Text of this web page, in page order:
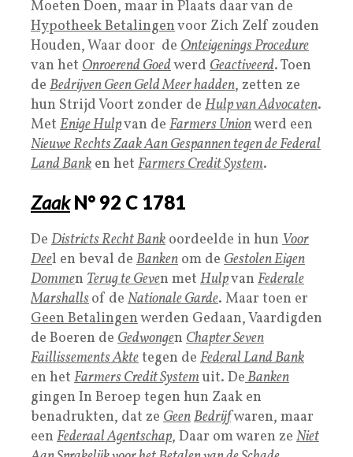
Moeten Doen, maar in Plaats daar van de
Hypotheek Betalingenvoor Zich Zelf zouden
Houden, Waar door de Onteigenings Procedure
van het Onroerend Goedwerd Geactiveerd. Toen
de Bedrijven Geen Geld Meer hadden, zetten ze
hun Strijd Voort zonder de Hulp van Advocaten.
Met Enige Hulpvan de Farmers Unionwerd een
Nieuwe Rechts Zaak Aan Gespannen tegen de Federal
Land Bank en het Farmers Credit System.
Zaak N° 92 C 1781
De Districts Recht Bank oordeelde in hun Voor
Deel en beval de Banken om de Gestolen Eigen
Dommen Terug te Geven met Hulpvan Federale
Marshallsof de Nationale Garde. Maar toen er
Geen Betalingenwerden Gedaan, Vaardigden
de Boeren de Gedwongen Chapter Seven
Faillissements Aktetegen de Federal Land Bank
en het Farmers Credit Systemuit. DeBanken
gingen In Beroep tegen hun Zaak en
benadrukten, dat ze GeenBedrijfwaren, maar
een Federaal Agentschap, Daar om waren ze Niet